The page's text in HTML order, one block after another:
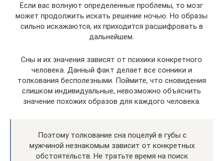
Если вас волнуют определенные проблемы, то мозг
может продолжить искать решение ночью. Но образы
сильно искажаются, их приходится расшифровать в
дальнейшем.
Сны и их значения зависят от психики конкретного
человека. Данный факт делает все сонники и
толкования бесполезными. Поймите, что сновидения
слишком индивидуальные, невозможно объяснить
значение похожих образов для каждого человека.
Поэтому толкование сна поцелуй в губы с
мужчиной незнакомым зависит от конкретных
обстоятельств. Не тратьте время на поиск